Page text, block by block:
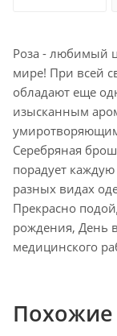
Роза - любимый
мире! При всей
обладают еще
изысканным
Серебряная
порадует
разных видах
Прекрасно
рождения, День
медицинского
Похожие